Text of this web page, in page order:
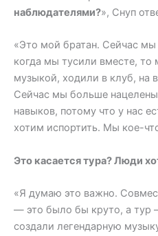
наблюдателями?», Снуп
«Это мой братан. Сейчас
когда мы тусили вместе,
музыкой, ходили в клуб, на
Сейчас мы больше
навыков, потому что у нас
хотим испортить. Мы кое-
Это касается тура? Люди
«Я думаю это важно.
— это было бы круто, а
создали легендарную